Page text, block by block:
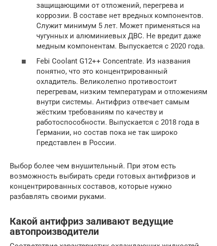
защищающими от отложений, перегрева и
коррозии. В составе нет вредных компонентов.
Служит минимум 5 лет. Может применяться на
чугунных и алюминиевых ДВС. Не вредит даже
медным компонентам. Выпускается с 2020 года.
Febi Coolant G12++ Concentrate. Из названия
понятно, что это концентрированный
охладитель. Великолепно противостоит
перегревам, низким температурам и отложениям
внутри системы. Антифриз отвечает самым
жёстким требованиям по качеству и
работоспособности. Выпускается с 2018 года в
Германии, но состав пока не так широко
представлен в России.
Выбор более чем внушительный. При этом есть
возможность выбирать среди готовых антифризов и
концентрированных составов, которые нужно
разбавлять своими руками.
Какой антифриз заливают ведущие
автопроизводители